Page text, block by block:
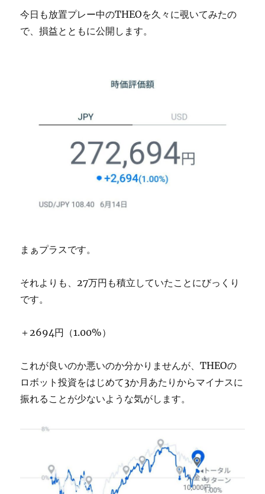
今日も放置プレー中のTHEOを久々に覗いてみたの
で、損益とともに公開します。
まぁプラスです。
それよりも、27万円も積立していたことにびっくり
です。
＋2694円（1.00%）
これが良いのか悪いのか分かりませんが、THEOの
ロボット投資をはじめて3か月あたりからマイナスに
振れることが少ないような気がします。